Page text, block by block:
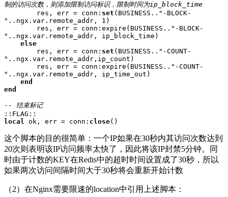
制的访问次数，则添加限制访问标识，限制时间为ip_block_time
        res, err = conn:
set (BUSINESS.."-BLOCK-
"..ngx.var.remote_addr, 1)
"..ngx.var.remote_addr, ip_block_time)
else
        res, err = conn:
set (BUSINESS.."-COUNT-
"..ngx.var.remote_addr,ip_count)
"..ngx.var.remote_addr, ip_time_out)
end
end
-- 结束标记
local ok, err = conn: close()
这个脚本的目的很简单：一个IP如果在30秒内其访问次数达到
20次则表明该IP访问频率太快了，因此将该IP封禁5分钟。同
时由于计数的KEY在Redis中的超时时间设置成了30秒，所以
如果两次访问间隔时间大于30秒将会重新开始计数
（2）在Nginx需要限速的location中引用上述脚本：